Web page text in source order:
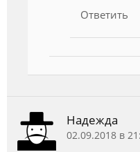
Ответить
Надежда
02.09.2018 в